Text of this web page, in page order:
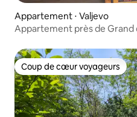
Appartement ⋅ Valjevo
Appartement près de Grand
Coup de cœur voyageurs
Coup de cœur voyageurs